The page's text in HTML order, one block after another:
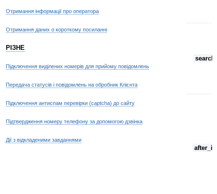
Отримання інформації про оператора
Отримання даних о короткому посиланні
РІЗНЕ
Підключення виділених номерів для прийому повідомлень
Передача статусів і повідомлень на обробник Клієнта
Підключення антиспам перевірки (captcha) до сайту
Підтвердження номеру телефону за допомогою дзвінка
Дії з відкладеними завданнями
search
after_id